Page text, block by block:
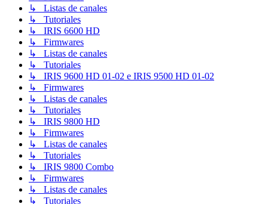
↳ Listas de canales
↳ Tutoriales
↳ IRIS 6600 HD
↳ Firmwares
↳ Listas de canales
↳ Tutoriales
↳ IRIS 9600 HD 01-02 e IRIS 9500 HD 01-02
↳ Firmwares
↳ Listas de canales
↳ Tutoriales
↳ IRIS 9800 HD
↳ Firmwares
↳ Listas de canales
↳ Tutoriales
↳ IRIS 9800 Combo
↳ Firmwares
↳ Listas de canales
↳ Tutoriales